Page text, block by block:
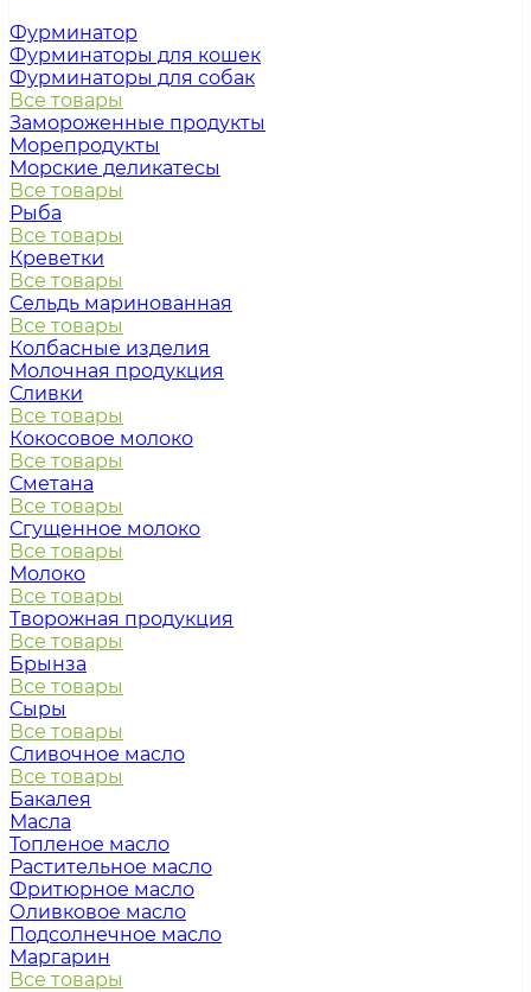
Фурминатор
Фурминаторы для кошек
Фурминаторы для собак
Все товары
Замороженные продукты
Морепродукты
Морские деликатесы
Все товары
Рыба
Все товары
Креветки
Все товары
Сельдь маринованная
Все товары
Колбасные изделия
Молочная продукция
Сливки
Все товары
Кокосовое молоко
Все товары
Сметана
Все товары
Сгущенное молоко
Все товары
Молоко
Все товары
Творожная продукция
Все товары
Брынза
Все товары
Сыры
Все товары
Сливочное масло
Все товары
Бакалея
Масла
Топленое масло
Растительное масло
Фритюрное масло
Оливковое масло
Подсолнечное масло
Маргарин
Все товары